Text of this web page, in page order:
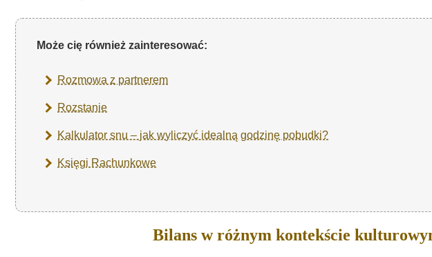
Może cię również zainteresować:
Rozmowa z partnerem
Rozstanie
Kalkulator snu – jak wyliczyć idealną godzinę pobudki?
Księgi Rachunkowe
Bilans w różnym kontekście